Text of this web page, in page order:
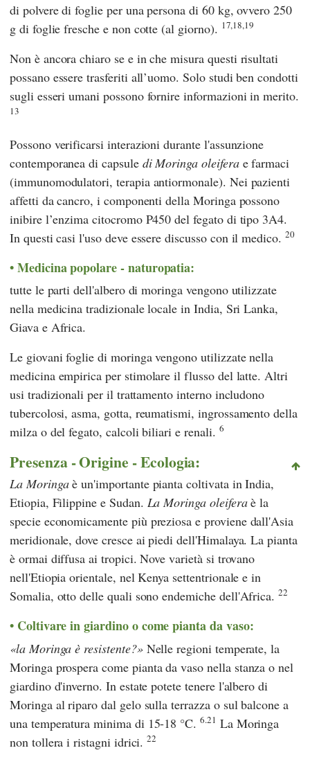
di polvere di foglie per una persona di 60 kg, ovvero 250
g di foglie fresche e non cotte (al giorno). 17,18,19
Non è ancora chiaro se e in che misura questi risultati
possano essere trasferiti all’uomo. Solo studi ben condotti
sugli esseri umani possono fornire informazioni in merito.
13
Possono verificarsi interazioni durante l'assunzione
contemporanea di capsule di Moringa oleiferae farmaci
(immunomodulatori, terapia antiormonale). Nei pazienti
affetti da cancro, i componenti della Moringa possono
inibire l’enzima citocromo P450 del fegato di tipo 3A4.
In questi casi l'uso deve essere discusso con il medico. 20
Medicina popolare - naturopatia:
tutte le parti dell'albero di moringa vengono utilizzate
nella medicina tradizionale locale in India, Sri Lanka,
Giava e Africa.
Le giovani foglie di moringa vengono utilizzate nella
medicina empirica per stimolare il flusso del latte. Altri
usi tradizionali per il trattamento interno includono
tubercolosi, asma, gotta, reumatismi, ingrossamento della
milza o del fegato, calcoli biliari e renali. 6
Presenza - Origine - Ecologia:
La Moringaè un'importante pianta coltivata in India,
Etiopia, Filippine e Sudan. La Moringa oleiferaè la
specie economicamente più preziosa e proviene dall'Asia
meridionale, dove cresce ai piedi dell'Himalaya. La pianta
è ormai diffusa ai tropici. Nove varietà si trovano
nell'Etiopia orientale, nel Kenya settentrionale e in
Somalia, otto delle quali sono endemiche dell'Africa.22
Coltivare in giardino o come pianta da vaso:
la Moringa è resistente? Nelle regioni temperate, la
Moringa prospera come pianta da vaso nella stanza o nel
giardino d'inverno. In estate potete tenere l'albero di
Moringa al riparo dal gelo sulla terrazza o sul balcone a
una temperatura minima di 15-18 °C.6.21 La Moringa
non tollera i ristagni idrici.22